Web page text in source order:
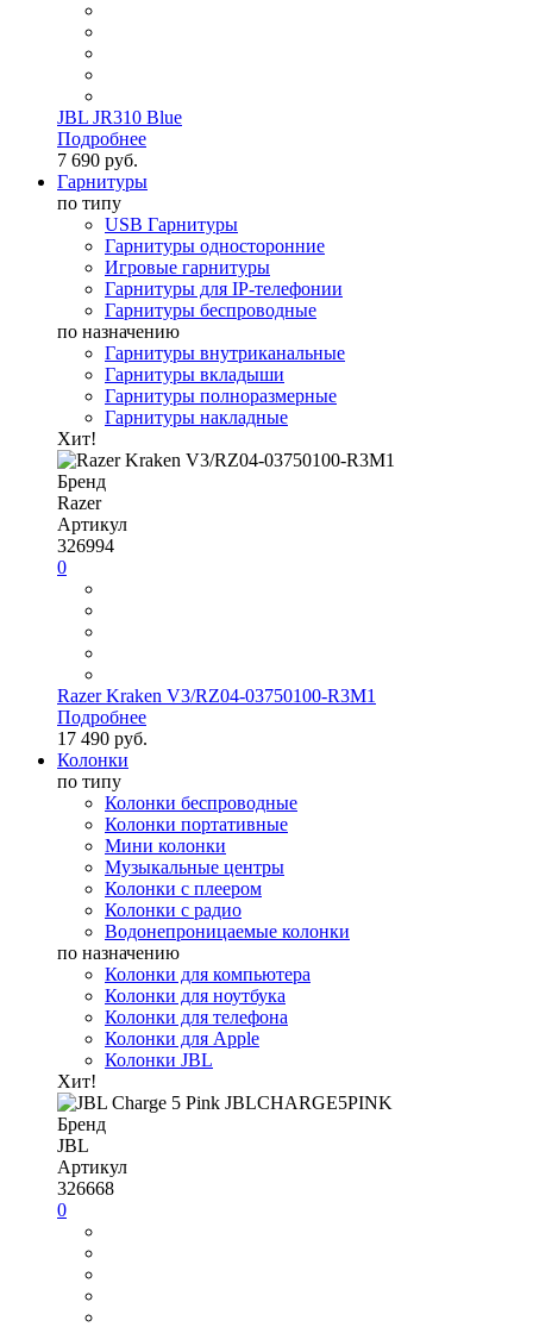
JBL JR310 Blue
Подробнее
7 690 руб.
Гарнитуры
по типу
USB Гарнитуры
Гарнитуры односторонние
Игровые гарнитуры
Гарнитуры для IP-телефонии
Гарнитуры беспроводные
по назначению
Гарнитуры внутриканальные
Гарнитуры вкладыши
Гарнитуры полноразмерные
Гарнитуры накладные
Хит!
Бренд
Razer
Артикул
326994
0
Razer Kraken V3/RZ04-03750100-R3M1
Подробнее
17 490 руб.
Колонки
по типу
Колонки беспроводные
Колонки портативные
Мини колонки
Музыкальные центры
Колонки с плеером
Колонки с радио
Водонепроницаемые колонки
по назначению
Колонки для компьютера
Колонки для ноутбука
Колонки для телефона
Колонки для Apple
Колонки JBL
Хит!
Бренд
JBL
Артикул
326668
0